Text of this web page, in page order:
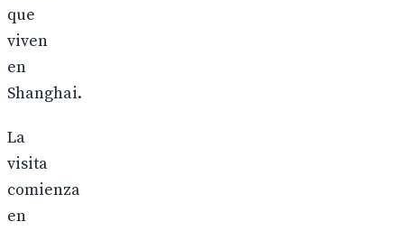
que
viven
en
Shanghai.
La
visita
comienza
en